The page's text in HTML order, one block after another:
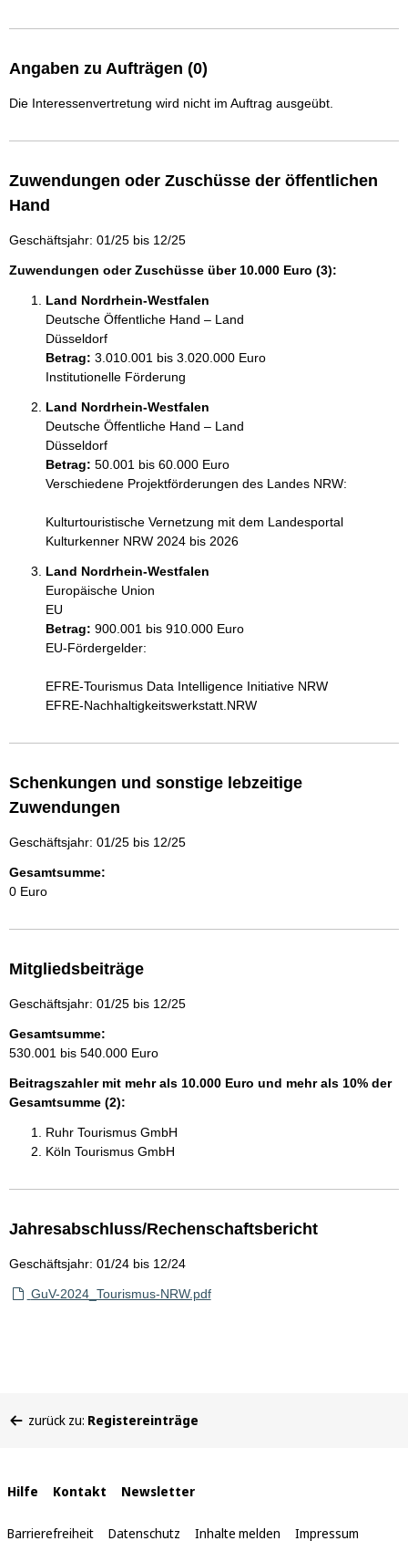
Angaben zu Aufträgen (0)
Die Interessenvertretung wird nicht im Auftrag ausgeübt.
Zuwendungen oder Zuschüsse der öffentlichen
Hand
Geschäftsjahr: 01/25 bis 12/25
Zuwendungen oder Zuschüsse über 10.000 Euro (3):
Land Nordrhein-Westfalen
Deutsche Öffentliche Hand – Land
Düsseldorf
Betrag: 3.010.001 bis 3.020.000 Euro
Institutionelle Förderung
Land Nordrhein-Westfalen
Deutsche Öffentliche Hand – Land
Düsseldorf
Betrag: 50.001 bis 60.000 Euro
Verschiedene Projektförderungen des Landes NRW:
Kulturtouristische Vernetzung mit dem Landesportal
Kulturkenner NRW 2024 bis 2026
Land Nordrhein-Westfalen
Europäische Union
EU
Betrag: 900.001 bis 910.000 Euro
EU-Fördergelder:
EFRE-Tourismus Data Intelligence Initiative NRW
EFRE-Nachhaltigkeitswerkstatt.NRW
Schenkungen und sonstige lebzeitige
Zuwendungen
Geschäftsjahr: 01/25 bis 12/25
Gesamtsumme:
0 Euro
Mitgliedsbeiträge
Geschäftsjahr: 01/25 bis 12/25
Gesamtsumme:
530.001 bis 540.000 Euro
Beitragszahler mit mehr als 10.000 Euro und mehr als 10% der
Gesamtsumme (2):
Ruhr Tourismus GmbH
Köln Tourismus GmbH
Jahresabschluss/Rechenschaftsbericht
Geschäftsjahr: 01/24 bis 12/24
GuV-2024_Tourismus-NRW.pdf
befinden
zurück zu: Registereinträge
Interne
Links
Hilfe Kontakt Newsletter
Barrierefreiheit Datenschutz Inhalte melden Impressum